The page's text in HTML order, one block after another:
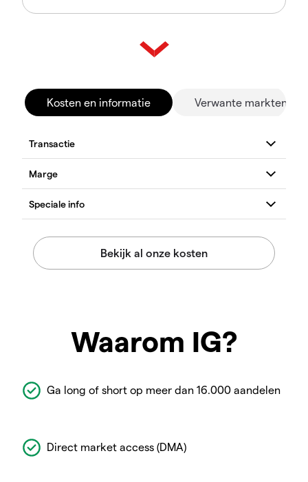
Kosten en informatie Verwante markten
Waarom IG?
Ga long of short op meer dan 16.000 aandelen
Direct market access (DMA)